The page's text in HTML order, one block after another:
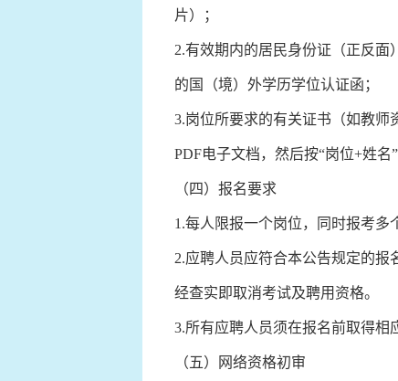
片）；
2.有效期内的居民身份证（正反
的国（境）外学历学位认证函；
3.岗位所要求的有关证书（如教
PDF电子文档，然后按“岗位+姓名
（四）报名要求
1.每人限报一个岗位，同时报考多
2.应聘人员应符合本公告规定的
经查实即取消考试及聘用资格。
3.所有应聘人员须在报名前取得相
（五）网络资格初审